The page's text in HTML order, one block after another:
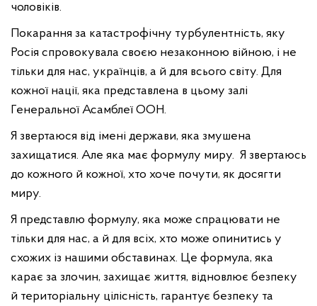
чоловіків.
Покарання за катастрофічну турбулентність, яку
Росія спровокувала своєю незаконною війною, і не
тільки для нас, українців, а й для всього світу. Для
кожної нації, яка представлена в цьому залі
Генеральної Асамблеї ООН.
Я звертаюся від імені держави, яка змушена
захищатися. Але яка має формулу миру. Я звертаюсь
до кожного й кожної, хто хоче почути, як досягти
миру.
Я представлю формулу, яка може спрацювати не
тільки для нас, а й для всіх, хто може опинитись у
схожих із нашими обставинах. Це формула, яка
карає за злочин, захищає життя, відновлює безпеку
й територіальну цілісність, гарантує безпеку та